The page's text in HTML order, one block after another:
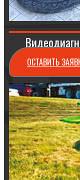
ОСТАВИТЬ